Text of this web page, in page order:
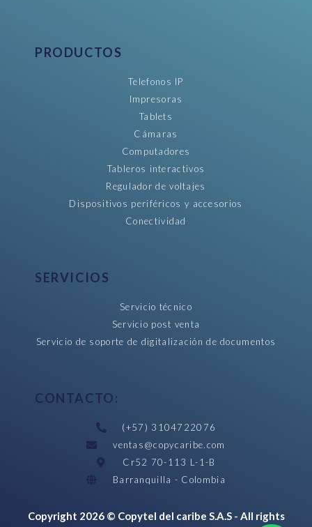
PRODUCTOS
Telefonos IP
Impresoras
Tablets
Cámaras
Computadores
Tableros interactivos
Regulador de voltajes
Dispositivos periféricos y accesorios
Conectividad
SERVICIOS
Servicio técnico
Servicio post venta
Servicio de soporte de digitalización de documentos
CONTACTO:
(+57) 3104722076
ventas@copycaribe.com
Cr52 70-113 L-1-B
Barranquilla - Colombia
Copyright 2026 © Copytel del caribe S.A.S - All rights